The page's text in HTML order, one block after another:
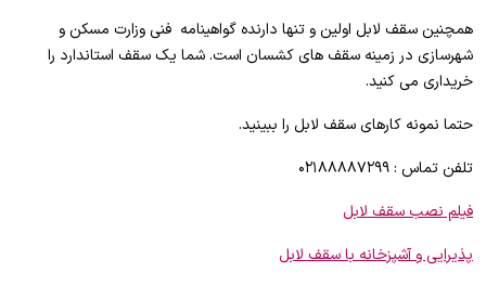
همچنین سقف لابل اولین و تنها دارنده گواهینامه فنی وزارت مسکن و
شهرسازی در زمینه سقف های کشسان است. شما یک سقف استاندارد را
خریداری می کنید.
حتما نمونه کارهای سقف لابل را ببینید.
تلفن تماس : ۰۲۱۸۸۸۸۷۲۹۹
فیلم نصب سقف لابل
پذیرایی و آشپزخانه با سقف لابل